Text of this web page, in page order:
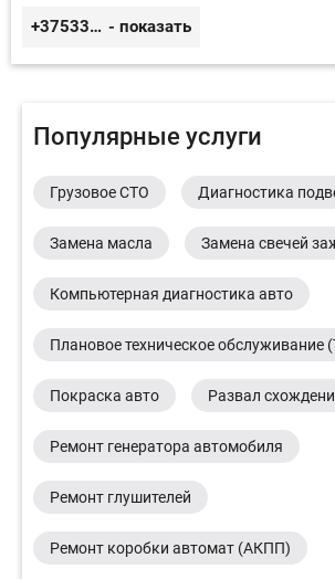
+375333416710 - показать
Популярные услуги
Грузовое СТО Диагностика
Замена масла Замена свечей
Компьютерная диагностика авто
Плановое техническое обслуживание
Покраска авто Развал
Ремонт генератора автомобиля
Ремонт глушителей
Ремонт коробки автомат (АКПП)